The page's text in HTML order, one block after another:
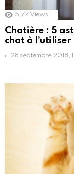
5.7k Views
Chatière : 5
chat à l’utiliser
28 septembre 2018,